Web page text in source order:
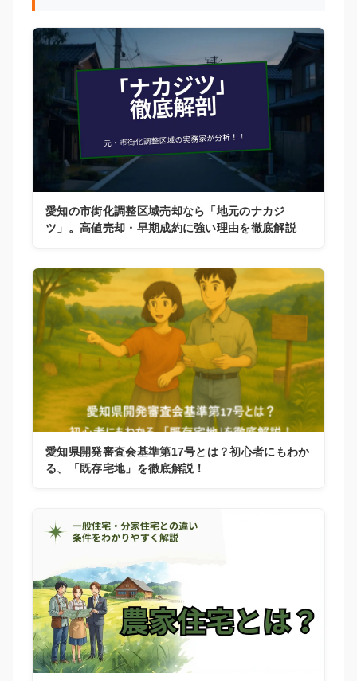
愛知の市街化調整区域売却なら「地元のナカジ
ツ」。高値売却・早期成約に強い理由を徹底解説
愛知県開発審査会基準第17号とは？初心者にもわか
る、「既存宅地」を徹底解説！